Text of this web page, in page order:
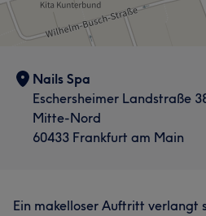
Nails Spa
Eschersheimer Landstraße
Mitte-Nord
60433 Frankfurt am Main
Ein makelloser Auftritt verlangt